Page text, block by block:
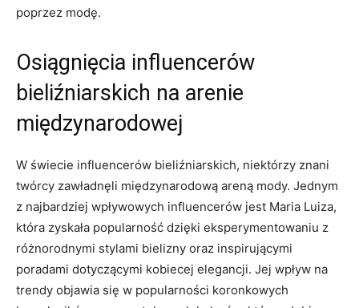
poprzez modę.
Osiągnięcia influencerów
bieliźniarskich na‍ arenie
‌międzynarodowej
W‍ świecie influencerów bieliźniarskich, niektórzy znani
twórcy⁤ zawładnęli⁣ międzynarodową areną mody. ⁤Jednym
z​ najbardziej‍ wpływowych ⁤influencerów jest Maria Luiza,
‍która zyskała popularność dzięki ⁤eksperymentowaniu z
różnorodnymi⁢ stylami bielizny oraz inspirującymi
poradami dotyczącymi ⁤kobiecej elegancji. Jej wpływ na
trendy objawia ‌się w popularności koronkowych